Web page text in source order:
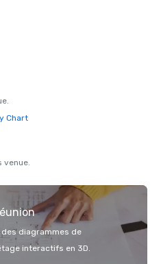
Chart
venue.
diagrammes de
interactifs en 3D.